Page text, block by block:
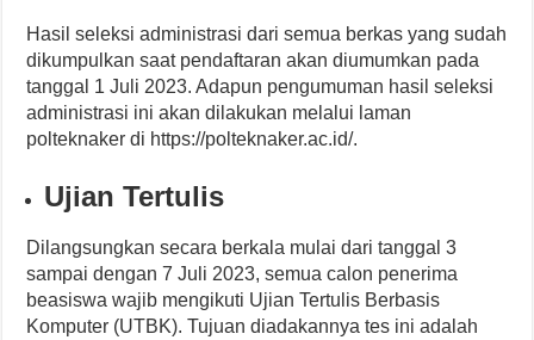
Hasil seleksi administrasi dari semua berkas yang sudah
dikumpulkan saat pendaftaran akan diumumkan pada
tanggal 1 Juli 2023. Adapun pengumuman hasil seleksi
administrasi ini akan dilakukan melalui laman
polteknaker di https://polteknaker.ac.id/.
Ujian Tertulis
Dilangsungkan secara berkala mulai dari tanggal 3
sampai dengan 7 Juli 2023, semua calon penerima
beasiswa wajib mengikuti Ujian Tertulis Berbasis
Komputer (UTBK). Tujuan diadakannya tes ini adalah